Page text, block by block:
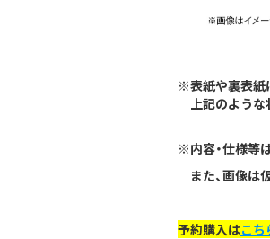
※表紙や裏表紙
上記のような
※内容・仕様等
また、画像は
予約購入はこち